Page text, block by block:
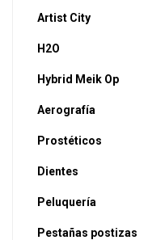
Artist City
H2O
Hybrid Meik Op
Aerografía
Prostéticos
Dientes
Peluquería
Pestañas postizas